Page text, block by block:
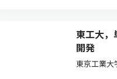
東工大，
開発
東京工業大